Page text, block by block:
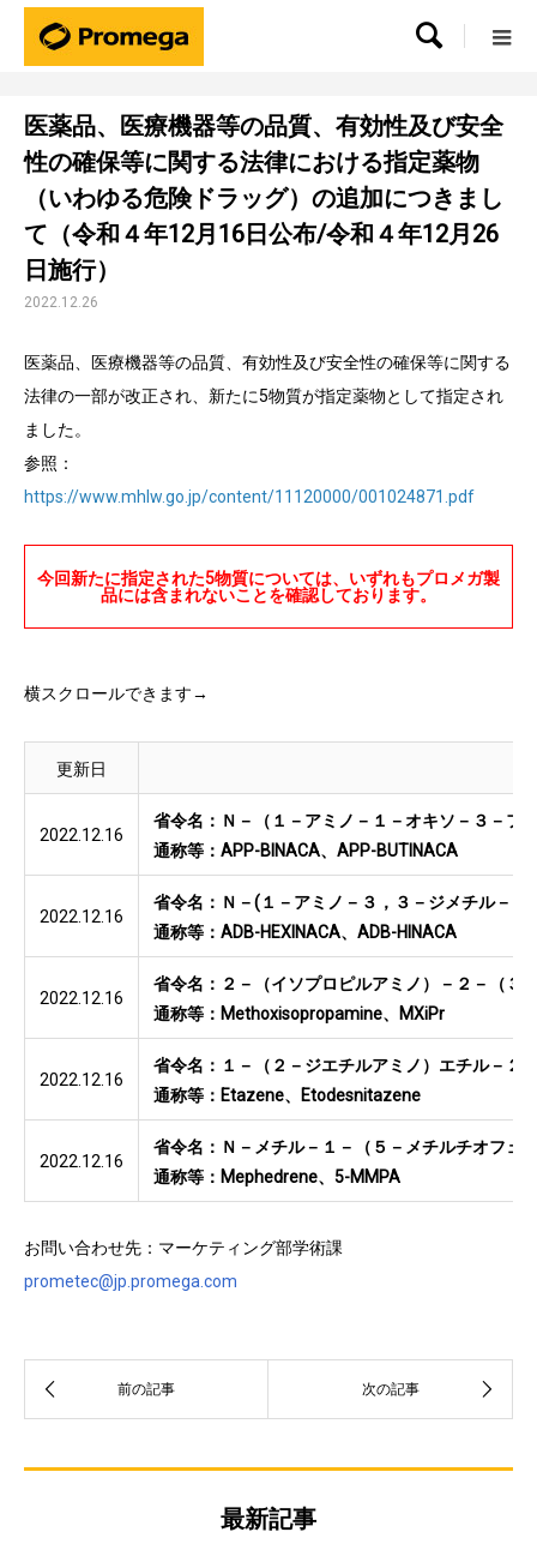

医薬品、医療機器等の品質、有効性及び安全
性の確保等に関する法律における指定薬物
（いわゆる危険ドラッグ）の追加につきまし
て（令和４年12月16日公布/令和４年12月26
日施行）
2022.12.26
医薬品、医療機器等の品質、有効性及び安全性の確保等に関する
法律の一部が改正され、新たに5物質が指定薬物として指定され
ました。
参照：
https://www.mhlw.go.jp/content/11120000/001024871.pdf
今回新たに指定された5物質については、いずれもプロメガ製
品には含まれないことを確認しております。
横スクロールできます→
更新日
2022.12.16
省令名：Ｎ－（１－アミノ－１－オキソ－３－フ
通称等：APP-BINACA、APP-BUTINACA
2022.12.16
省令名：Ｎ－(１－アミノ－３，３－ジメチル－
通称等：ADB-HEXINACA、ADB-HINACA
2022.12.16
省令名：２－（イソプロピルアミノ）－２－（３
通称等：Methoxisopropamine、MXiPr
2022.12.16
省令名：１－（２－ジエチルアミノ）エチル－２
通称等：Etazene、Etodesnitazene
2022.12.16
省令名：Ｎ－メチル－１－（５－メチルチオフェ
通称等：Mephedrene、5-MMPA
お問い合わせ先：マーケティング部学術課
prometec@jp.promega.com
最新記事